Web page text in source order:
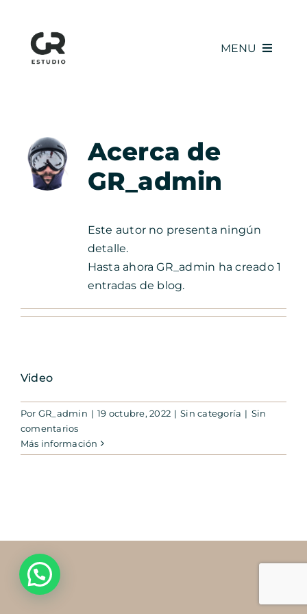
contenido
MENU
SERVICIOS
Acerca de
GR_admin
Este autor no presenta ningún
detalle.
Hasta ahora GR_admin ha creado 1
entradas de blog.
Video
Por GR_admin | 19 octubre, 2022 | Sin categoría | Sin
comentarios
Más información